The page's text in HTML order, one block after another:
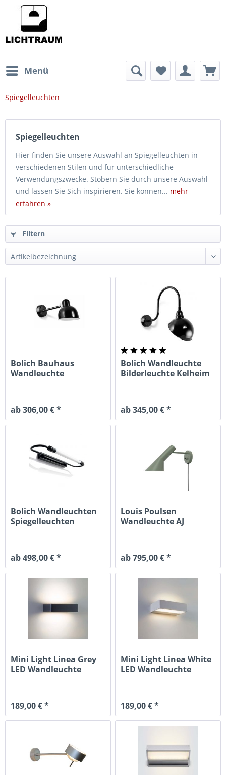
Menü
Spiegelleuchten
Spiegelleuchten
Hier finden Sie unsere Auswahl an Spiegelleuchten in
verschiedenen Stilen und für unterschiedliche
Verwendungszwecke. Stöbern Sie durch unsere Auswahl
und lassen Sie Sich inspirieren. Sie können... mehr
erfahren »
Filtern
Bolich Bauhaus
Wandleuchte
ab 306,00 € *
Bolich Wandleuchte
Bilderleuchte Kelheim
ab 345,00 € *
Bolich Wandleuchten
Spiegelleuchten
ab 498,00 € *
Louis Poulsen
Wandleuchte AJ
ab 795,00 € *
Mini Light Linea Grey
LED Wandleuchte
189,00 € *
Mini Light Linea White
LED Wandleuchte
189,00 € *